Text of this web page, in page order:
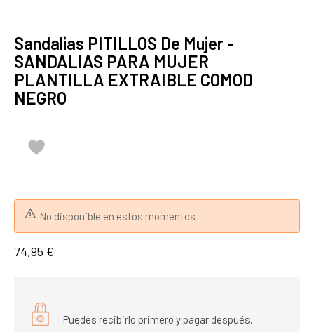
Sandalias PITILLOS De Mujer -
SANDALIAS PARA MUJER
PLANTILLA EXTRAIBLE COMOD
NEGRO

No disponible en estos momentos
74,95 €
Puedes recibirlo primero y pagar después.